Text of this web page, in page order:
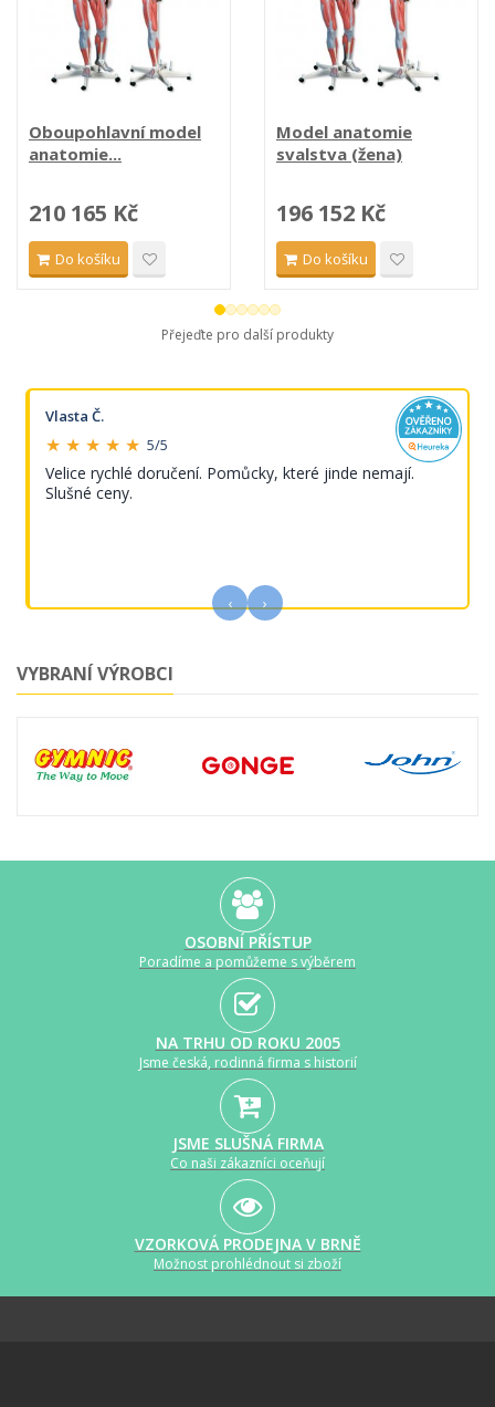
Oboupohlavní model
anatomie...
210 165 Kč
Do košíku
Model anatomie
svalstva (žena)
196 152 Kč
Do košíku
Přejeďte pro další produkty
Vlasta Č.
★ ★ ★ ★ ★ 5/5
Velice rychlé doručení. Pomůcky, které jinde nemají.
Slušné ceny.
‹ ›
VYBRANÍ VÝROBCI
OSOBNÍ PŘÍSTUP
Poradíme a pomůžeme s výběrem
NA TRHU OD ROKU 2005
Jsme česká, rodinná firma s historií
JSME SLUŠNÁ FIRMA
Co naši zákazníci oceňují
VZORKOVÁ PRODEJNA V BRNĚ
Možnost prohlédnout si zboží